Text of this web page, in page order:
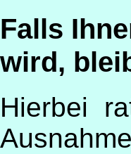
Falls
wird,
Hierbei